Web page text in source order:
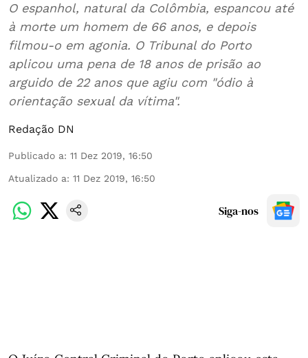
O espanhol, natural da Colômbia, espancou até
à morte um homem de 66 anos, e depois
filmou-o em agonia. O Tribunal do Porto
aplicou uma pena de 18 anos de prisão ao
arguido de 22 anos que agiu com "ódio à
orientação sexual da vítima".
Redação DN
Publicado a: 11 Dez 2019, 16:50
Atualizado a: 11 Dez 2019, 16:50
Siga-nos